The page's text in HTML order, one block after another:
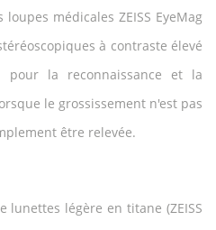
médicales ZEISS EyeMag
à contraste élevé
pour la reconnaissance et la
le grossissement n'est pas
être relevée.
légère en titane (ZEISS